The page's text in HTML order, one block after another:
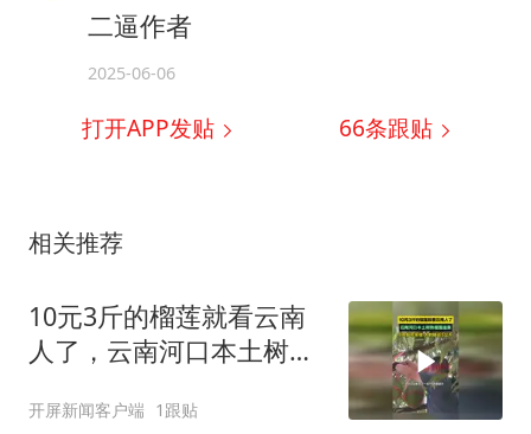
二逼作者
2025-06-06
打开APP发贴 66条跟贴
相关推荐
10元3斤的榴莲就看云南
人了，云南河口本土树熟
开屏新闻客户端 1跟贴